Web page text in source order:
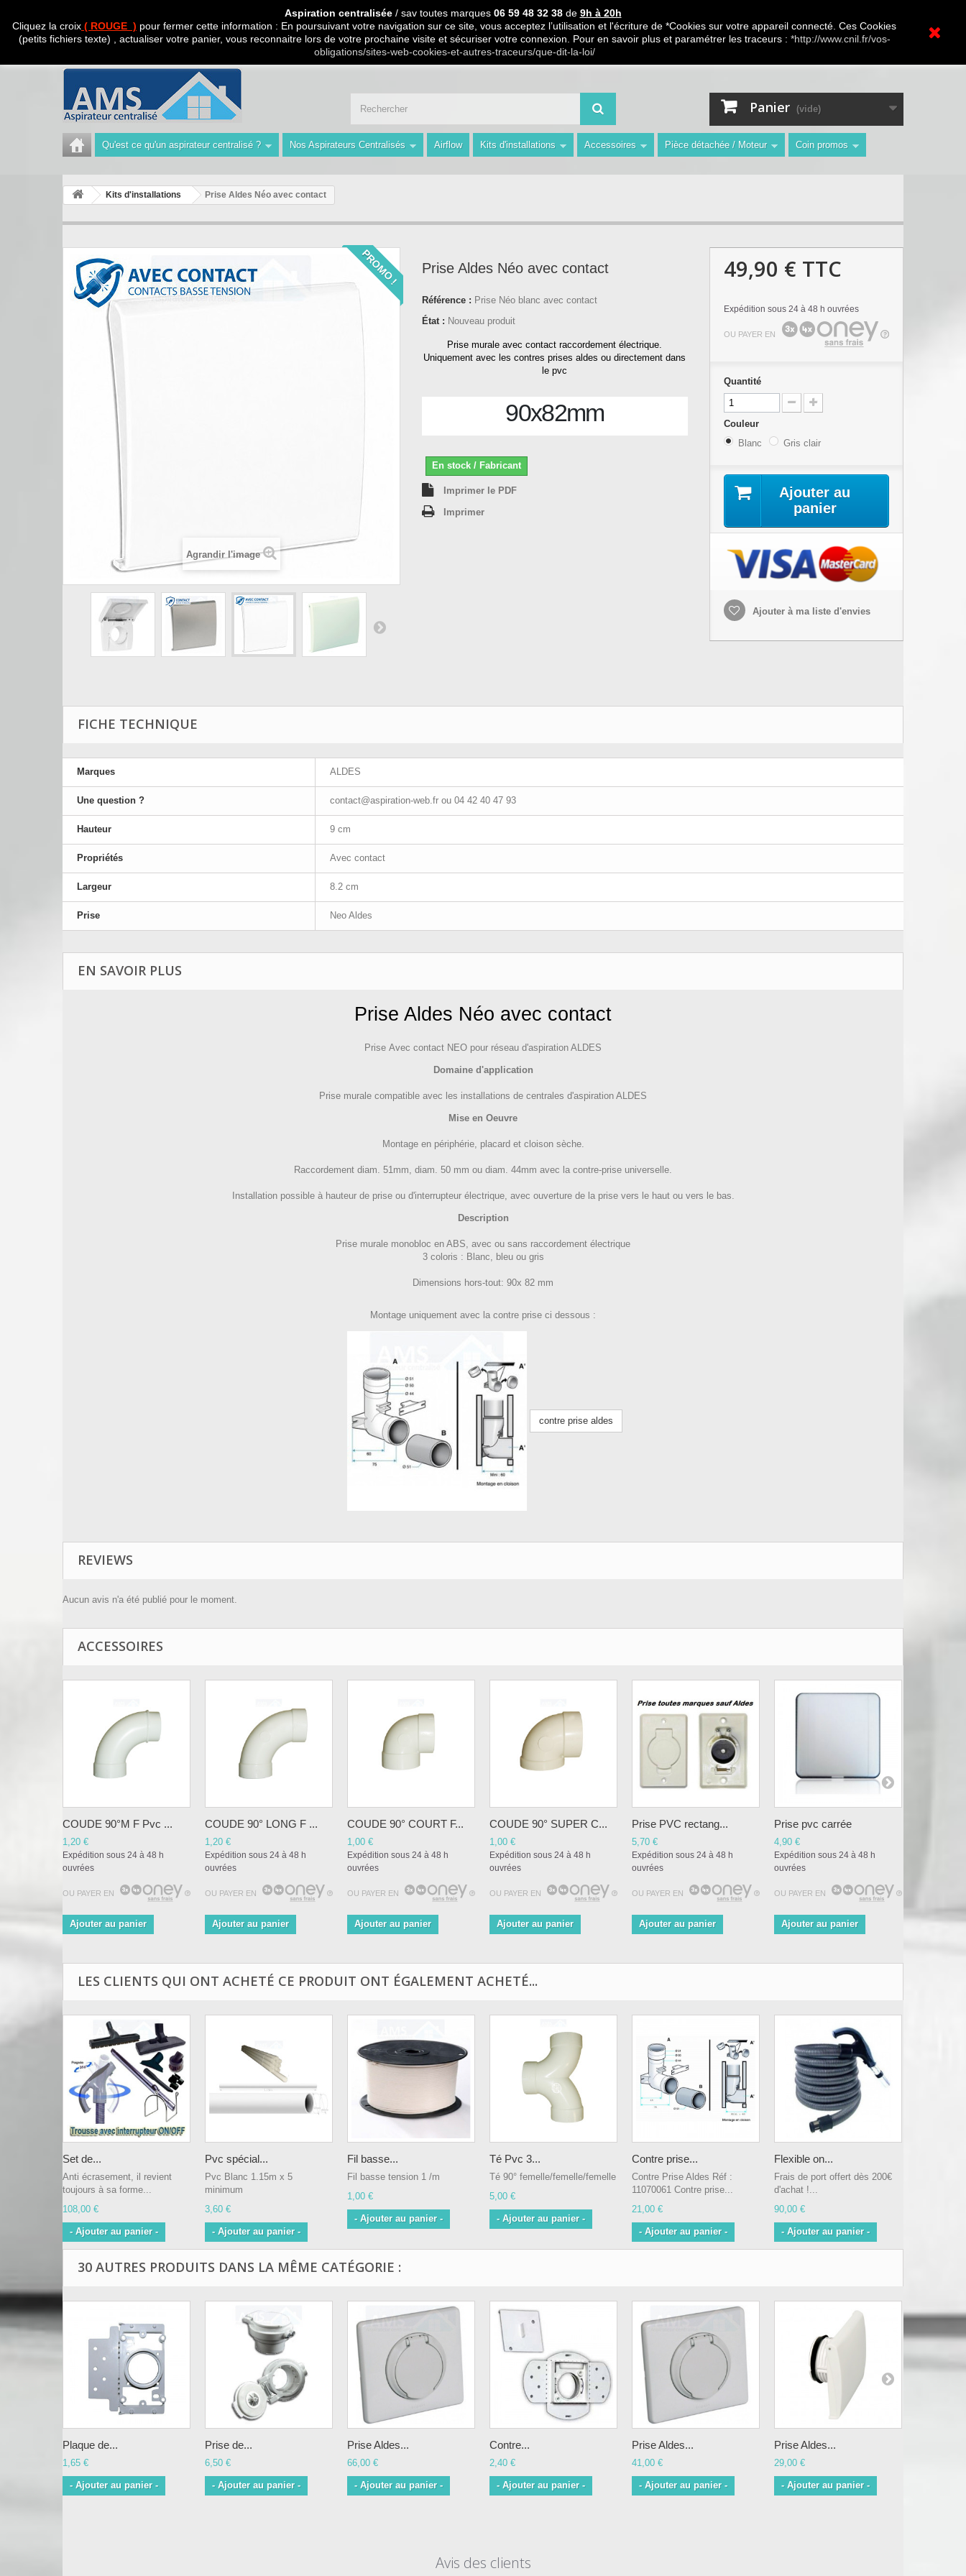
Aspiration centralisée/ sav toutes marques06 59 48 32 38de 9h à 20h
Cliquez la croix ( ROUGE ) pour fermer cette information : En poursuivant votre navigation sur ce site, vous acceptez l’utilisation et l'écriture de *Cookies sur votre appareil connecté. Ces Cookies
(petits fichiers texte) , actualiser votre panier, vous reconnaitre lors de votre prochaine visite et sécuriser votre connexion. Pour en savoir plus et paramétrer les traceurs : *http://www.cnil.fr/vos-
obligations/sites-web-cookies-et-autres-traceurs/que-dit-la-loi/
CADEAU SURPRISE A PARTIR DE 99€ D ACHAT / Paiement en 3 X ou 4 X sans frais S.A.V Toutes marques
Connexion
Contactez-nous
Appelez-nous au :Tél : 04 42 40 47 93 | Technicien 06 59 48 32 38 de 9h à 20h " Les Prix du Web les Conseils en plus avec AMS "
Panier (vide)
Qu'est ce qu'un aspirateur centralisé ? Nos Aspirateurs Centralisés Airflow Kits d'installations Accessoires Pièce détachée / Moteur Coin promos
Kits d'installations Prise Aldes Néo avec contact
PROMO !
Agrandir l'image
Prise Aldes Néo avec contact
Référence : Prise Néo blanc avec contact
État : Nouveau produit
Prise murale avec contact raccordement électrique.
Uniquement avec les contres prises aldes ou directement dans
le pvc
90x82mm
En stock / Fabricant
Imprimer le PDF
Imprimer
49,90 € TTC
Expédition sous 24 à 48 h ouvrées
OU PAYER EN
Quantité
Couleur
Blanc
Gris clair
Ajouter au
panier
Ajouter à ma liste d'envies
FICHE TECHNIQUE
Marques ALDES
Une question ? contact@aspiration-web.fr ou 04 42 40 47 93
Hauteur 9 cm
Propriétés Avec contact
Largeur 8.2 cm
Prise Neo Aldes
EN SAVOIR PLUS
Prise Aldes Néo avec contact
Prise Avec contact NEO pour réseau d'aspiration ALDES
Domaine d'application
Prise murale compatible avec les installations de centrales d'aspiration ALDES
Mise en Oeuvre
Montage en périphérie, placard et cloison sèche.
Raccordement diam. 51mm, diam. 50 mm ou diam. 44mm avec la contre-prise universelle.
Installation possible à hauteur de prise ou d'interrupteur électrique, avec ouverture de la prise vers le haut ou vers le bas.
Description
Prise murale monobloc en ABS, avec ou sans raccordement électrique
3 coloris : Blanc, bleu ou gris
Dimensions hors-tout: 90x 82 mm
Montage uniquement avec la contre prise ci dessous :
contre prise aldes
REVIEWS
Aucun avis n'a été publié pour le moment.
ACCESSOIRES
COUDE 90°M F Pvc ...
1,20 €
Expédition sous 24 à 48 h
ouvrées
OU PAYER EN
Ajouter au panier
COUDE 90° LONG F ...
1,20 €
Expédition sous 24 à 48 h
ouvrées
OU PAYER EN
Ajouter au panier
COUDE 90° COURT F...
1,00 €
Expédition sous 24 à 48 h
ouvrées
OU PAYER EN
Ajouter au panier
COUDE 90° SUPER C...
1,00 €
Expédition sous 24 à 48 h
ouvrées
OU PAYER EN
Ajouter au panier
Prise PVC rectang...
5,70 €
Expédition sous 24 à 48 h
ouvrées
OU PAYER EN
Ajouter au panier
Prise pvc carrée
4,90 €
Expédition sous 24 à 48 h
ouvrées
OU PAYER EN
Ajouter au panier Ajouter
LES CLIENTS QUI ONT ACHETÉ CE PRODUIT ONT ÉGALEMENT ACHETÉ...
Set de...
Anti écrasement, il revient
toujours à sa forme...
108,00 €
- Ajouter au panier -
Pvc spécial...
Pvc Blanc 1.15m x 5
minimum
3,60 €
- Ajouter au panier -
Fil basse...
Fil basse tension 1 /m
1,00 €
- Ajouter au panier -
Té Pvc 3...
Té 90° femelle/femelle/femelle
5,00 €
- Ajouter au panier -
Contre prise...
Contre Prise Aldes Réf :
11070061 Contre prise...
21,00 €
- Ajouter au panier -
Flexible on...
Frais de port offert dès 200€
d'achat !...
90,00 €
- Ajouter au panier -
30 AUTRES PRODUITS DANS LA MÊME CATÉGORIE :
Plaque de...
1,65 €
- Ajouter au panier -
Prise de...
6,50 €
- Ajouter au panier -
Prise Aldes...
66,00 €
- Ajouter au panier -
Contre...
2,40 €
- Ajouter au panier -
Prise Aldes...
41,00 €
- Ajouter au panier -
Prise Aldes...
29,00 €
- Ajouter au panier -
Avis des clients